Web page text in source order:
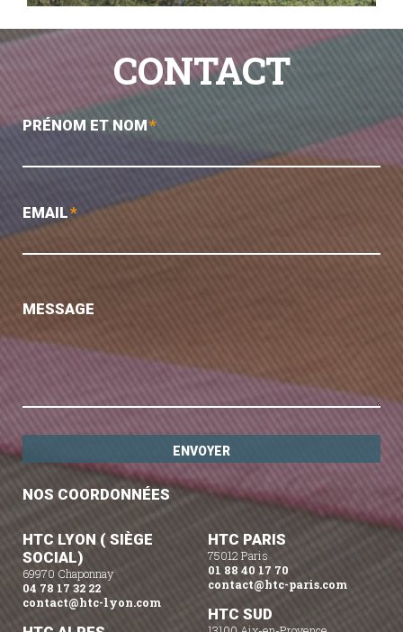
CONTACT
PRÉNOM ET NOM*
EMAIL*
MESSAGE
NOS COORDONNÉES
HTC LYON ( SIÈGE
SOCIAL)
69970 Chaponnay
04 78 17 32 22
contact@htc-lyon.com
HTC PARIS
75012 Paris
01 88 40 17 70
contact@htc-paris.com
HTC SUD